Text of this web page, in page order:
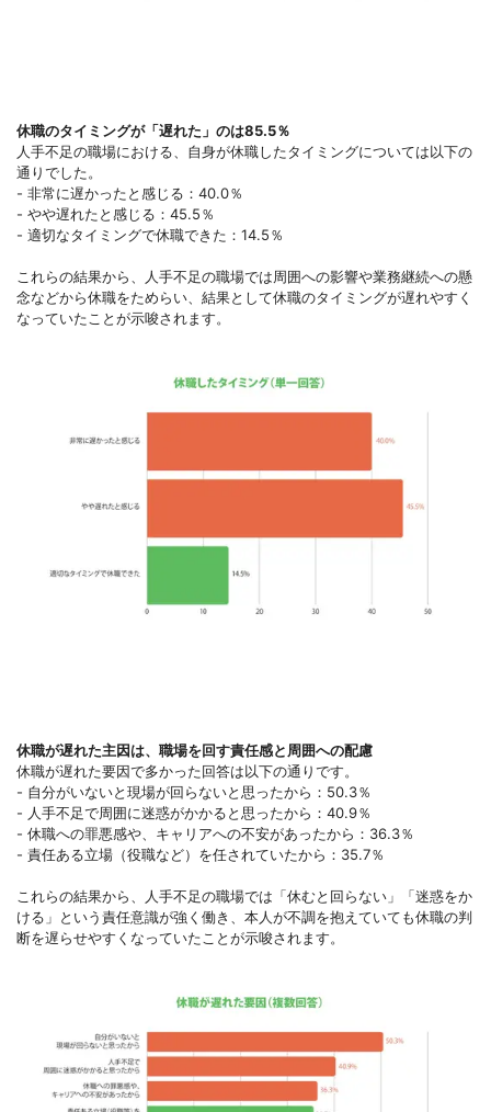
休職のタイミングが「遅れた」のは85.5％
人手不足の職場における、自身が休職したタイミングについては以下の
通りでした。
- 非常に遅かったと感じる：40.0％
- やや遅れたと感じる：45.5％
- 適切なタイミングで休職できた：14.5％
これらの結果から、人手不足の職場では周囲への影響や業務継続への懸
念などから休職をためらい、結果として休職のタイミングが遅れやすく
なっていたことが示唆されます。
休職が遅れた主因は、職場を回す責任感と周囲への配慮
休職が遅れた要因で多かった回答は以下の通りです。
- 自分がいないと現場が回らないと思ったから：50.3％
- 人手不足で周囲に迷惑がかかると思ったから：40.9％
- 休職への罪悪感や、キャリアへの不安があったから：36.3％
- 責任ある立場（役職など）を任されていたから：35.7％
これらの結果から、人手不足の職場では「休むと回らない」「迷惑をか
ける」という責任意識が強く働き、本人が不調を抱えていても休職の判
断を遅らせやすくなっていたことが示唆されます。